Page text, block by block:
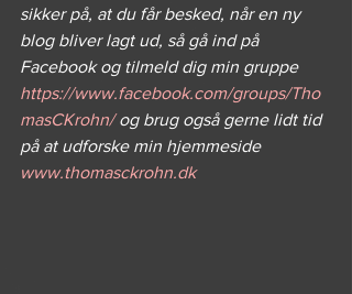
sikker på, at du får besked, når en ny
blog bliver lagt ud, så gå ind på
Facebook og tilmeld dig min gruppe
https://www.facebook.com/groups/Tho
masCKrohn/ og brug også gerne lidt tid
på at udforske min hjemmeside
www.thomasckrohn.dk